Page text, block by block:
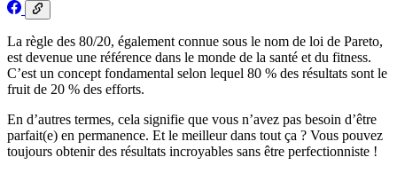
La règle des 80/20, également connue sous le nom de loi de Pareto,
est devenue une référence dans le monde de la santé et du fitness.
C’est un concept fondamental selon lequel 80 % des résultats sont le
fruit de 20 % des efforts.
En d’autres termes, cela signifie que vous n’avez pas besoin d’être
parfait(e) en permanence. Et le meilleur dans tout ça ? Vous pouvez
toujours obtenir des résultats incroyables sans être perfectionniste !